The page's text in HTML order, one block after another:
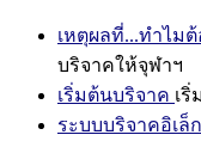
เหตุผลที่...ทำไม
บริจาคให้จุฬาฯ
เริ่มต้นบริจาค เ
ระบบบริจาคอิเล็